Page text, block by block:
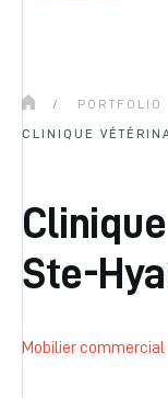
/ PORTFOLIO
CLINIQUE
Ste-
Mobilier commercial